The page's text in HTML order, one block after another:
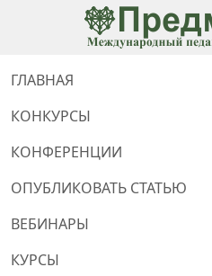
ГЛАВНАЯ
КОНКУРСЫ
КОНФЕРЕНЦИИ
ОПУБЛИКОВАТЬ СТАТЬЮ
ВЕБИНАРЫ
КУРСЫ